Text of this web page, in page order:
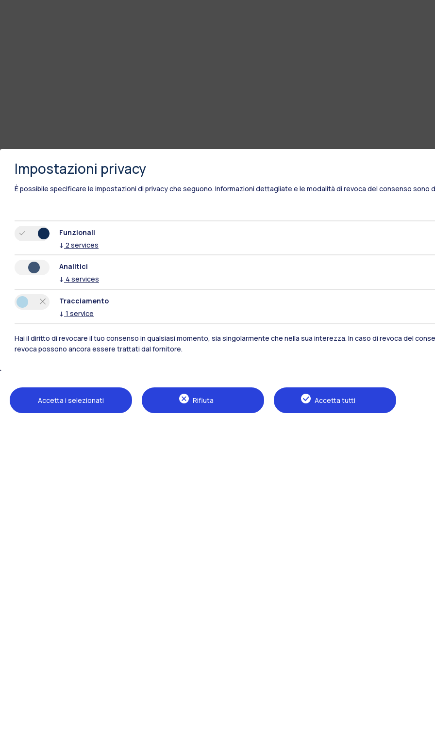
Polimi Community
Tutti i siti dell’ecosistema
Residenze Frontiere
Impostazioni privacy
È possibile specificare le impostazioni di privacy che seguono. Informazioni dettagliate e le modalità di revoca del consenso sono
Funzionali
↓ 2 services
Analitici
↓ 4 services
Tracciamento
↓ 1 service
Hai il diritto di revocare il tuo consenso in qualsiasi momento, sia singolarmente che nella sua interezza. In caso di revoca del
revoca possono ancora essere trattati dal fornitore.
Rifiuta
Accetta i selezionati Accetta tutti